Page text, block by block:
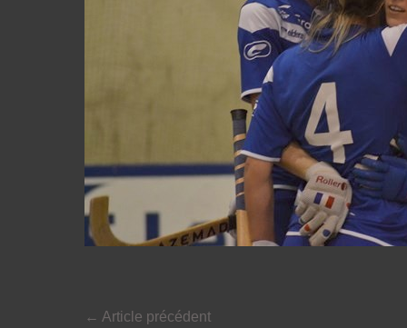
← Article précédent